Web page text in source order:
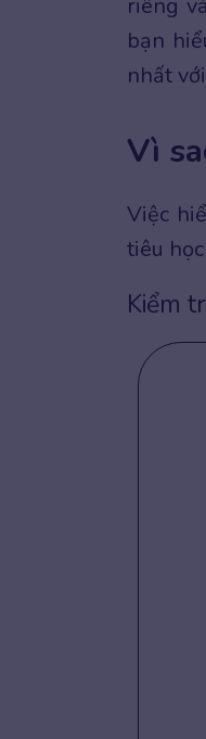
riêng
bạn
nhất
Vì
Việc
tiêu
Kiểm